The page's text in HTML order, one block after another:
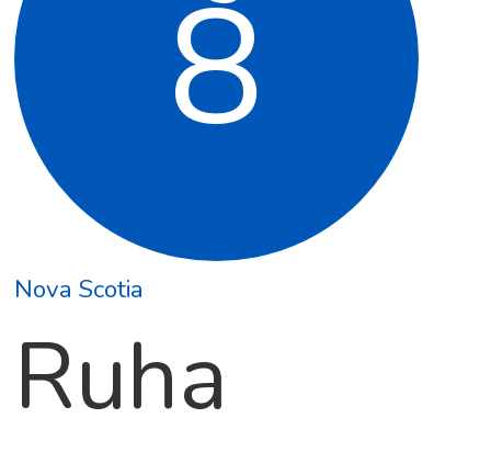
8
Nova Scotia
Ruha